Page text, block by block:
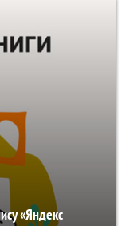
«Яндекс